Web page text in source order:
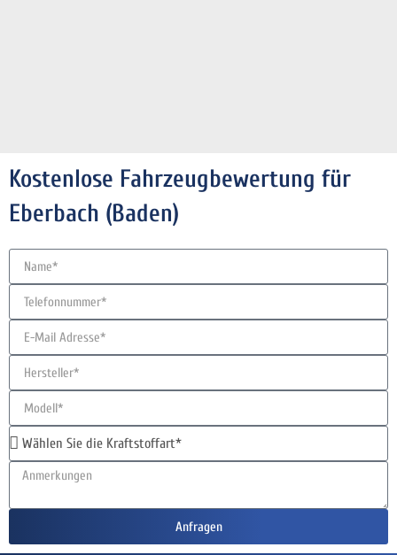
Kostenlose Fahrzeugbewertung für
Eberbach (Baden)
Anfragen